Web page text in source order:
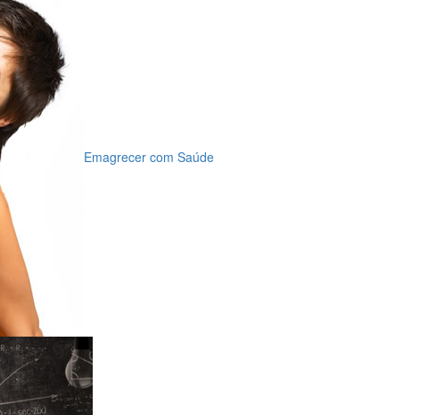
Emagrecer com Saúde